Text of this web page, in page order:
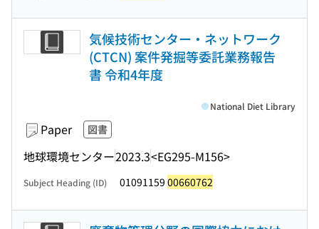
気候技術センター・ネットワーク
(CTCN) 案件発掘等委託業務報告
書 令和4年度
Paper 図書
地球環境センター2023.3<EG295-M156>
National Diet Library
Subject Heading (ID) 01091159 00660762